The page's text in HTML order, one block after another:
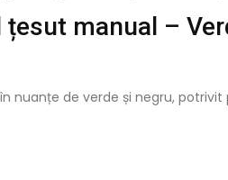
manual –
nuanțe de verde și negru,